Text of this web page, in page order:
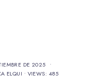
DE 2025
•
ELQUI • VIEWS: 485